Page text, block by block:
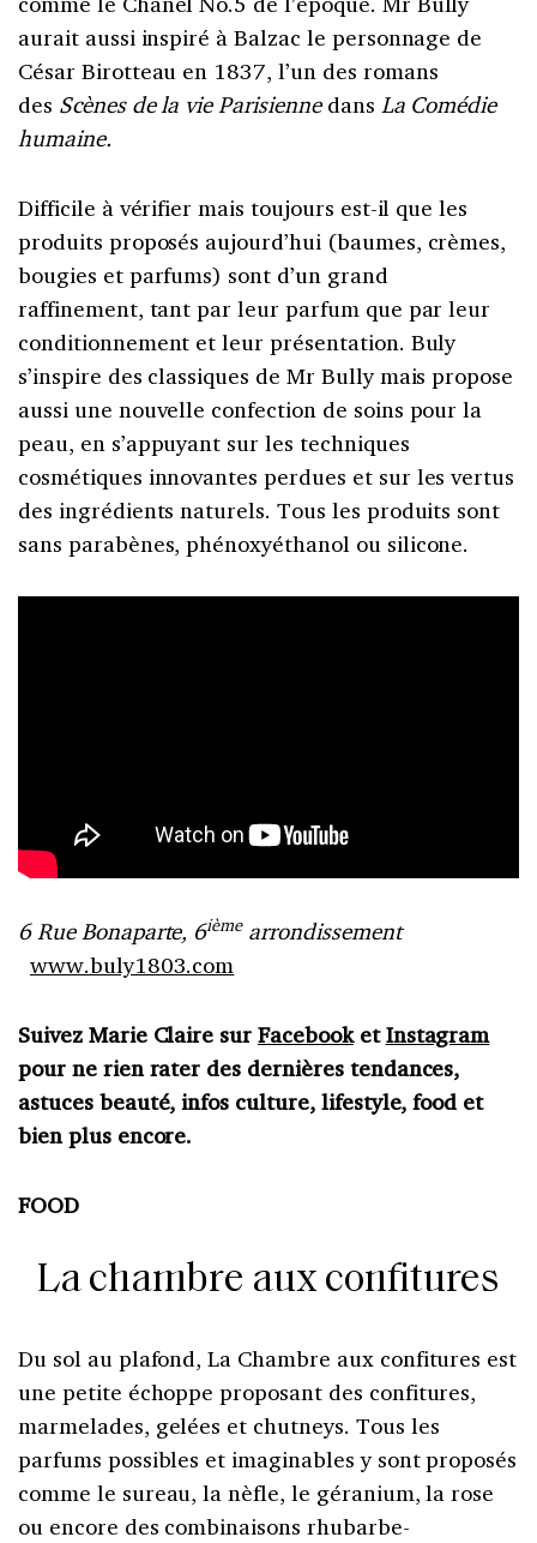
aurait aussi inspiré à Balzac le personnage de
César Birotteau en 1837, l’un des romans
des Scènes de la vie Parisienne dans La Comédie
humaine.
Difficile à vérifier mais toujours est-il que les
produits proposés aujourd’hui (baumes, crèmes,
bougies et parfums) sont d’un grand
raffinement, tant par leur parfum que par leur
conditionnement et leur présentation. Buly
s’inspire des classiques de Mr Bully mais propose
aussi une nouvelle confection de soins pour la
peau, en s’appuyant sur les techniques
cosmétiques innovantes perdues et sur les vertus
des ingrédients naturels. Tous les produits sont
sans parabènes, phénoxyéthanol ou silicone.
6 Rue Bonaparte, 6ièmearrondissement
www.buly1803.com
Suivez Marie Claire surFacebooketInstagram
pour ne rien rater des dernières tendances,
astuces beauté, infos culture, lifestyle, food et
bien plus encore.
FOOD
La chambre aux confitures
Du sol au plafond, La Chambre aux confitures est
une petite échoppe proposant des confitures,
marmelades, gelées et chutneys. Tous les
parfums possibles et imaginables y sont proposés
comme le sureau, la nèfle, le géranium, la rose
ou encore des combinaisons rhubarbe-